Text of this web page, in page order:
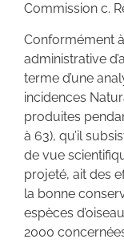
Commission c.
Conformément
administrative
terme d’une
incidences
produites
à 63), qu’il
de vue
projeté, ait des
la bonne
espèces
2000